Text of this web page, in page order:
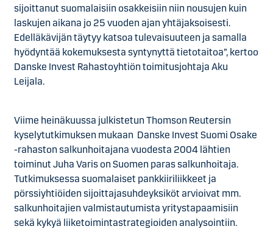
sijoittanut suomalaisiin osakkeisiin niin nousujen kuin
laskujen aikana jo 25 vuoden ajan yhtäjaksoisesti.
Edelläkävijän täytyy katsoa tulevaisuuteen ja samalla
hyödyntää kokemuksesta syntynyttä tietotaitoa”, kertoo
Danske Invest Rahastoyhtiön toimitusjohtaja Aku
Leijala.
Viime heinäkuussa julkistetun Thomson Reutersin
kyselytutkimuksen mukaan Danske Invest Suomi Osake
-rahaston salkunhoitajana vuodesta 2004 lähtien
toiminut Juha Varis on Suomen paras salkunhoitaja.
Tutkimuksessa suomalaiset pankkiiriliikkeet ja
pörssiyhtiöiden sijoittajasuhdeyksiköt arvioivat mm.
salkunhoitajien valmistautumista yritystapaamisiin
sekä kykyä liiketoimintastrategioiden analysointiin.